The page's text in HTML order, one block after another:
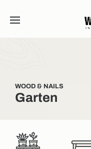
WOOD & NAILS
Garten